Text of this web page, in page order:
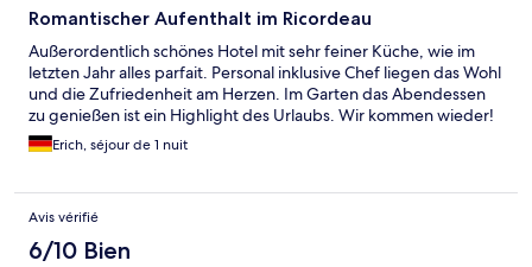
Romantischer Aufenthalt im Ricordeau
Außerordentlich schönes Hotel mit sehr feiner Küche, wie im
letzten Jahr alles parfait. Personal inklusive Chef liegen das Wohl
und die Zufriedenheit am Herzen. Im Garten das Abendessen
zu genießen ist ein Highlight des Urlaubs. Wir kommen wieder!
Erich, séjour de 1 nuit
Avis vérifié
6/10 Bien